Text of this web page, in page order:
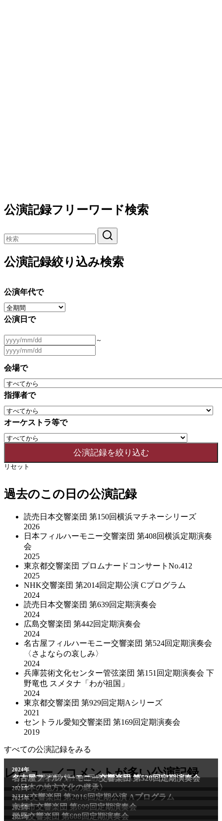
公演記録フリーワード検索
公演記録絞り込み検索
公演年代で
公演日で
～
会場で
指揮者で
オーケストラ等で
リセット
過去のこの日の公演記録
読売日本交響楽団 第150回横浜マチネーシリーズ
2026
日本フィルハーモニー交響楽団 第408回横浜定期演奏
会
2025
東京都交響楽団 プロムナードコンサートNo.412
2025
NHK交響楽団 第2014回定期公演 Cプログラム
2024
読売日本交響楽団 第639回定期演奏会
2024
広島交響楽団 第442回定期演奏会
2024
名古屋フィルハーモニー交響楽団 第524回定期演奏会
〈さよならの哀しみ〉
2024
兵庫芸術文化センター管弦楽団 第151回定期演奏会 下
野竜也 スメタナ「わが祖国」
2024
東京都交響楽団 第929回定期Aシリーズ
2021
セントラル愛知交響楽団 第169回定期演奏会
2019
すべての公演記録をみる
レビュー／コメントが多い公演記録